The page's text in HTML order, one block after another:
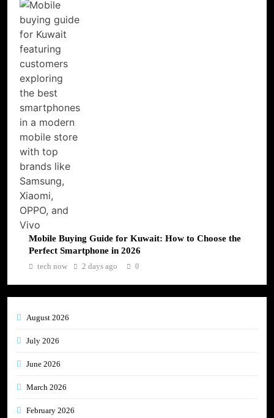
Mobile Buying Guide for Kuwait: How to Choose the
Perfect Smartphone in 2026
tech now 2 days ago 0
August 2026
July 2026
June 2026
March 2026
February 2026